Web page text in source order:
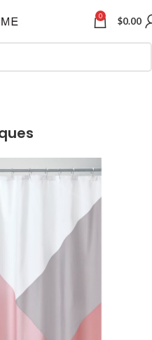
0 $0.00